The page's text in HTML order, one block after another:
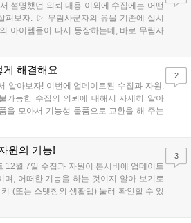
설명했던 의뢰 내용 이외에 수집에는 어떤
펴보자. ▷ 무림사군자의 유물 기존에 실시
아이템들이 다시 등장하는데, 바로 무림사
해결해요
알아보자! 이번에 업데이트된 수집과 자원.
가능한 수집의 의뢰에 대해서 자세히 알아
을 모아서 기능성 물품으로 교환을 해 주는
2
원의 기능!
월 7일 수집과 자원이 본서버에 업데이트
며, 어떠한 기능을 하는 것이지 알아 보기로
(또는 스탯창의 생활탭) 눌러 확인할 수 있
3